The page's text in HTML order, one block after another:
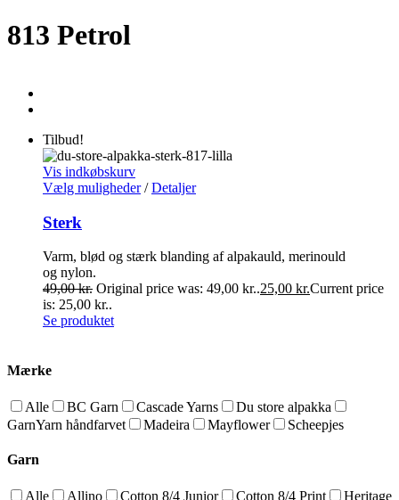
813 Petrol
Tilbud!
Vis indkøbskurv
Vælg muligheder/ Detaljer
Sterk
Varm, blød og stærk blanding af alpakauld, merinould
og nylon.
49,00kr. Original price was: 49,00 kr..25,00 kr.Current price
is: 25,00 kr..
Se produktet
Mærke
Alle BC Garn Cascade Yarns
Du store alpakka
GarnYarn håndfarvet
Madeira Mayflower Scheepjes
Garn
Alle Allino Cotton 8/4 Junior Cotton 8/4 Print
Heritage